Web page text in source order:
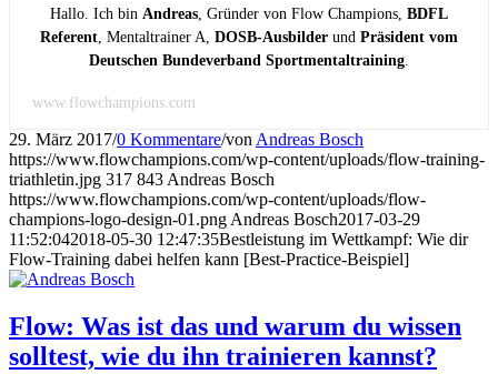
Hallo. Ich bin Andreas, Gründer von Flow Champions, BDFL
Referent, Mentaltrainer A, DOSB-Ausbilder und Präsident vom
Deutschen Bundeverband Sportmentaltraining.
www.flowchampions.com
29. März 2017/0 Kommentare/von Andreas Bosch
https://www.flowchampions.com/wp-content/uploads/flow-training-
triathletin.jpg 317 843 Andreas Bosch
https://www.flowchampions.com/wp-content/uploads/flow-
champions-logo-design-01.png Andreas Bosch2017-03-29
11:52:042018-05-30 12:47:35Bestleistung im Wettkampf: Wie dir
Flow-Training dabei helfen kann [Best-Practice-Beispiel]
Flow: Was ist das und warum du wissen
solltest, wie du ihn trainieren kannst?